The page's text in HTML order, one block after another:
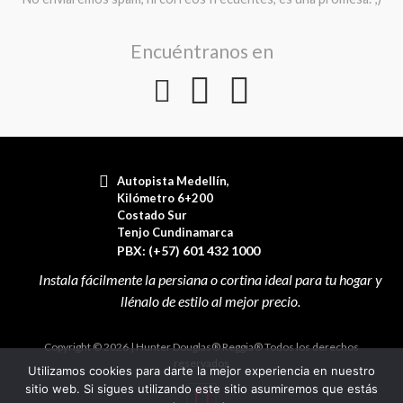
Encuéntranos en
Autopista Medellín,
Kilómetro 6+200
Costado Sur
Tenjo Cundinamarca
PBX: (+57) 601 432 1000
Copyright © 2026 | Hunter Douglas® Reggia® Todos los derechos
reservados
Utilizamos cookies para darte la mejor experiencia en nuestro
sitio web. Si sigues utilizando este sitio asumiremos que estás